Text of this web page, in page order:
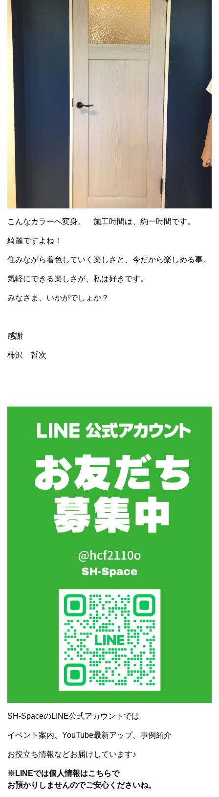
こんなカラーへ変身。 施工時間は、約一時間です。
綺麗ですよね！
住みながら着色していく楽しさと、今だから楽しめる事。
気軽にできる楽しさが、私は好きです。
みなさま、いかがでしょか？
感謝
柿沢 哲次
SH-SpaceのLINE公式アカウントでは
イベント案内、YouTube最新アップ、事例紹介
お役立ち情報などお届けしています♪
※LINEでは個人情報はこちらで
お預かりしませんのでご安心くださいね。